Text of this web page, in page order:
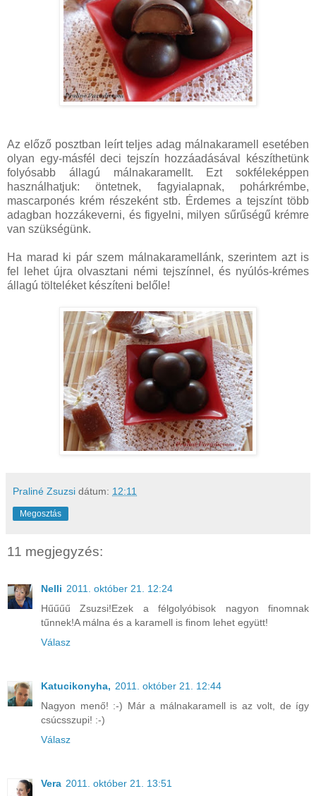
Az előző posztban leírt teljes adag málnakaramell esetében
olyan egy-másfél deci tejszín hozzáadásával készíthetünk
folyósabb állagú málnakaramellt. Ezt sokféleképpen
használhatjuk: öntetnek, fagyialapnak, pohárkrémbe,
mascarponés krém részeként stb. Érdemes a tejszínt több
adagban hozzákeverni, és figyelni, milyen sűrűségű krémre
van szükségünk.
Ha marad ki pár szem málnakaramellánk, szerintem azt is
fel lehet újra olvasztani némi tejszínnel, és nyúlós-krémes
állagú tölteléket készíteni belőle!
Praliné Zsuzsi dátum: 12:11
Megosztás
11 megjegyzés:
Nelli 2011. október 21. 12:24
Hűűűű Zsuzsi!Ezek a félgolyóbisok nagyon finomnak
tűnnek!A málna és a karamell is finom lehet együtt!
Válasz
Katucikonyha, 2011. október 21. 12:44
Nagyon menő! :-) Már a málnakaramell is az volt, de így
csúcsszupi! :-)
Válasz
Vera 2011. október 21. 13:51